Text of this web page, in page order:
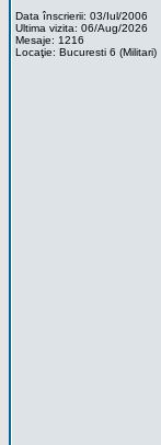
Data înscrierii: 03/Iul/2006
Ultima vizita: 06/Aug/2026
Mesaje: 1216
Locaţie: Bucuresti 6 (Militari)